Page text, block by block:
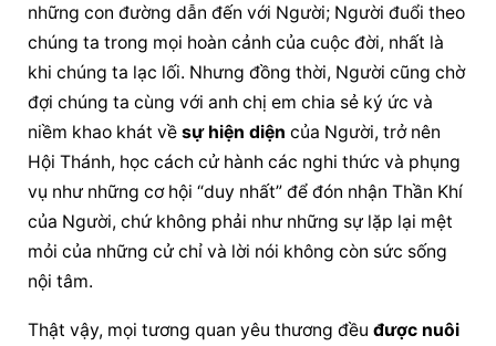
những con đường dẫn đến với Người; Người đuổi theo
chúng ta trong mọi hoàn cảnh của cuộc đời, nhất là
khi chúng ta lạc lối. Nhưng đồng thời, Người cũng chờ
đợi chúng ta cùng với anh chị em chia sẻ ký ức và
niềm khao khát về sự hiện diện của Người, trở nên
Hội Thánh, học cách cử hành các nghi thức và phụng
vụ như những cơ hội “duy nhất” để đón nhận Thần Khí
của Người, chứ không phải như những sự lặp lại mệt
mỏi của những cử chỉ và lời nói không còn sức sống
nội tâm.
Thật vậy, mọi tương quan yêu thương đều được nuôi